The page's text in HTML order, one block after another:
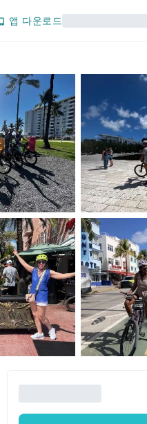
앱 다운로드